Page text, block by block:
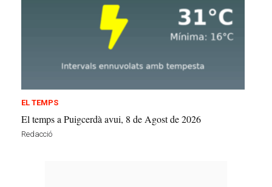
EL TEMPS
El temps a Puigcerdà avui, 8 de Agost de 2026
Redacció